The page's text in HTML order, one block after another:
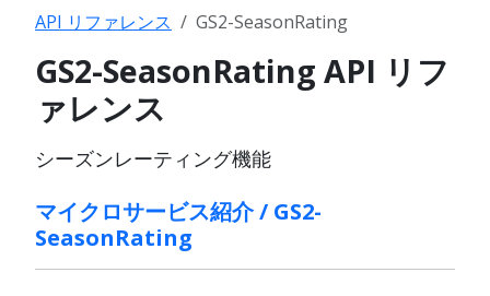
API リファレンス GS2-SeasonRating
GS2-SeasonRating API リフ
ァレンス
シーズンレーティング機能
マイクロサービス紹介 / GS2-
SeasonRating